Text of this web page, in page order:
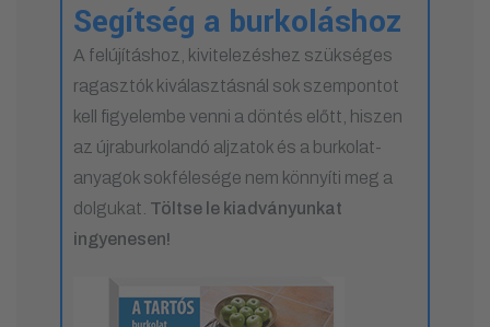
Segítség a burkoláshoz
A felújításhoz, kivitelezéshez szükséges
ragasztók kiválasztásnál sok szempontot
kell figyelembe venni a döntés előtt, hiszen
az újraburkolandó aljzatok és a burkolat-
anyagok sokfélesége nem könnyíti meg a
dolgukat. Töltse le kiadványunkat
ingyenesen!